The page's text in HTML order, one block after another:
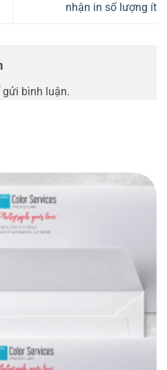
nhận in số lượng ít
gửi bình luận.